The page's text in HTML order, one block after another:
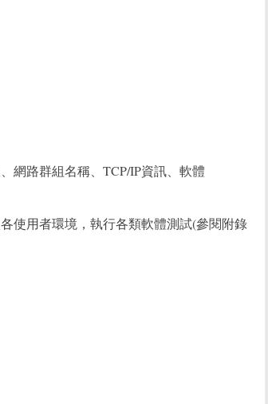
網路群組名稱、TCP/IP資訊、軟體
使用者環境，執行各類軟體測試(參閱附錄